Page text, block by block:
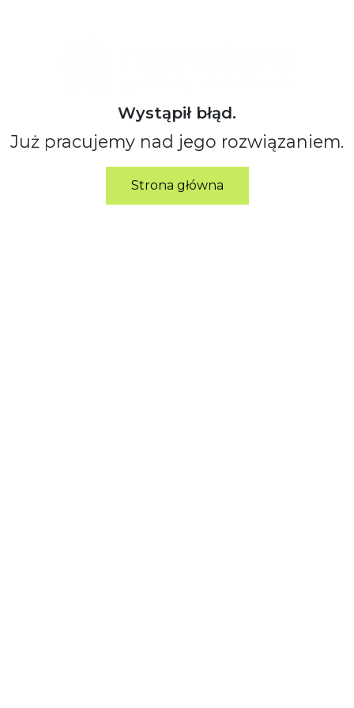
Wystąpił błąd.
Już pracujemy nad jego rozwiązaniem.
Strona główna